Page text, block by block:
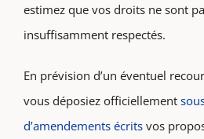
estimez que vos droits ne sont
insuffisamment respectés.
En prévision d’un éventuel
vous déposiez officiellement
d’amendements écrits vos